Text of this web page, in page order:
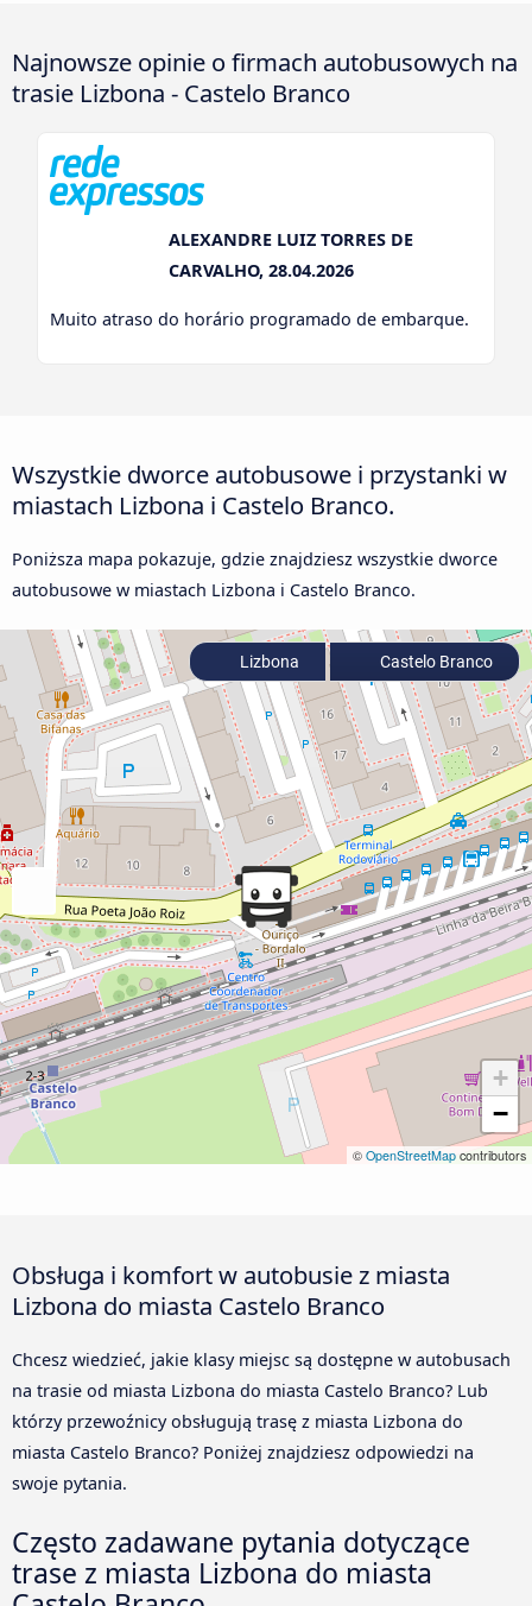
Najnowsze opinie o firmach autobusowych na
trasie Lizbona - Castelo Branco
ALEXANDRE LUIZ TORRES DE
CARVALHO, 28.04.2026
Muito atraso do horário programado de embarque.
Wszystkie dworce autobusowe i przystanki w
miastach Lizbona i Castelo Branco.
Poniższa mapa pokazuje, gdzie znajdziesz wszystkie dworce
autobusowe w miastach Lizbona i Castelo Branco.
+
−
© OpenStreetMap contributors
Lizbona Castelo Branco
Obsługa i komfort w autobusie z miasta
Lizbona do miasta Castelo Branco
Chcesz wiedzieć, jakie klasy miejsc są dostępne w autobusach
na trasie od miasta Lizbona do miasta Castelo Branco? Lub
którzy przewoźnicy obsługują trasę z miasta Lizbona do
miasta Castelo Branco? Poniżej znajdziesz odpowiedzi na
swoje pytania.
Często zadawane pytania dotyczące
trase z miasta Lizbona do miasta